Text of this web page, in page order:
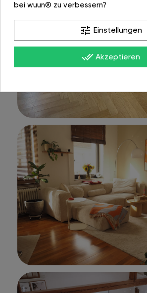
bei wuun® zu verbessern?
tune Einstellungen
done_all Akzeptieren